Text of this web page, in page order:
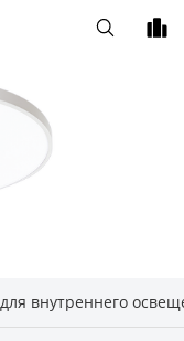
внутреннего